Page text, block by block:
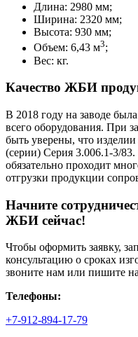
Длина: 2980 мм;
Ширина: 2320 мм;
Высота: 930 мм;
Объем: 6,43 м3;
Вес: кг.
Качество ЖБИ
В 2018 году на заводе
всего оборудования. При
быть уверены, что
(серии) Серия 3.006.1-3/
обязательно проходит
отгрузки продукции
Начните
ЖБИ сейчас!
Чтобы оформить заявку,
консультацию о сроках
звоните нам или пишите
Телефоны:
+7-912-894-17-79